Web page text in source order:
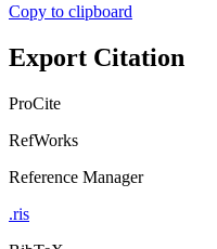
Copy to clipboard
Export Citation
ProCite
RefWorks
Reference Manager
.ris